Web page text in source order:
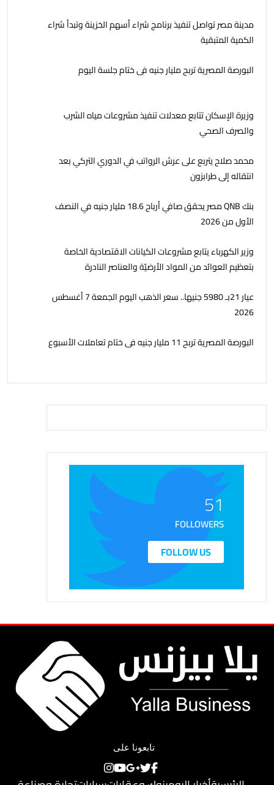
مدينة مصر تواصل تنفيذ برنامج شراء أسهم الخزينة وتبدأ شراء
الكمية المتبقية
البورصة المصرية تربح مليار جنيه فى ختام جلسة اليوم
وزيرة الإسكان تتابع معدلات تنفيذ مشروعات مياه الشرب
والصرف الصحي
محمد صلاح يتربع على عرش الرواتب في الدوري التركي بعد
انتقاله إلى طرابزون
بنك QNB مصر يحقق صافي أرباح 18.6 مليار جنيه في النصف
الأول من 2026
وزير الكهرباء يتابع مشروعات الكيانات الاقتصادية الخاصة
بتعظيم العوائد من المواد الأرضيّة والعناصر النادرة
عيار 21بـ 5980 جنيها.. سعر الذهب اليوم الجمعة 7 أغسطس
2026
البورصة المصرية تربح 11 مليار جنيه فى ختام تعاملات الأسبوع
51
FOLLOWERS
FOLLOW US
تابعونا على